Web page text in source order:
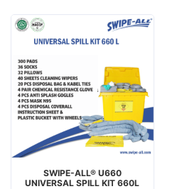
SWIPE-ALL® U660
UNIVERSAL SPILL KIT 660L